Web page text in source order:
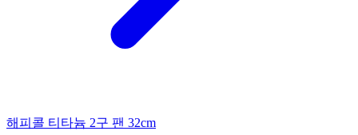
해피콜 티타늄 2구 팬 32cm